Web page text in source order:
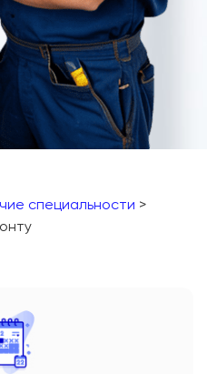
специальности >